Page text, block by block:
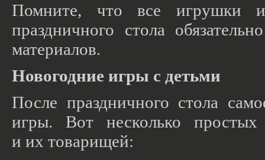
Помните, что все игрушки и
праздничного стола
материалов.
Новогодние игры с детьми
После праздничного стола
игры. Вот несколько
и их товарищей: